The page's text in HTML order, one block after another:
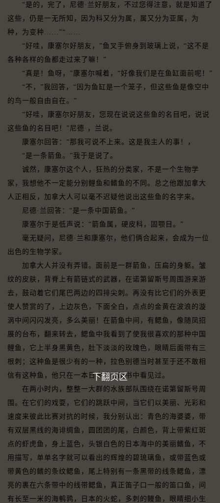
“是的，完了，尼德·兰好朋友，不过您得注意，就是知道了
这些，仍是一无所知，因为科又分为属，属又分为亚属，为
种，为变种……”“……
“好哇，康塞尔好朋友，”鱼叉手俯身到玻璃上说，“这不是
各种各样的鱼都走过来了嘛！”
“真是！鱼呀，”康塞尔喊着，“好像我们是在鱼缸面前呢！”
“不，”我回答，“因为鱼缸是一个笼子，但这些鱼是像空中
的鸟一般自由自在。”
“好哇，康塞尔好朋友，您现在说说这些鱼的名目吧，说说
这些鱼的名目吧！”尼德·，兰说。
康塞尔回答：“那我可说不上来。这是我主人的事！，
“是一条箭鱼。”我于是说了。
诚然，康塞尔这个人，狂热的分类家，不是一个生物学
家，我想他不一定能分别鲤鱼和鳍鱼的不同。总之他跟加拿大
人正相反，加拿大人可以毫不迟疑他说出这些鱼的名字来。
尼德·兰回答：“是一条中国箭鱼。”
康塞尔于是低声说：“箭鱼属，硬皮科，固颚目。”
毫无疑问，尼德·兰和康塞尔，他们俩合起来，会成为一位
出色的生物学家。
加拿大人并没有弄错。面前是一群箭鱼，压扁的身躯。皱
纹的皮肤，背脊上有箭链式的武器，在诺第留斯号周围游来游
去，鼓动着它们尾巴两边的四排尖刺。再没有比它们的外表更
使人赞赏的了，上边灰色，下面全白，点点的金黄在波浪的漩
涡中间闪闪发亮，多么美丽！在箭鱼中间，有鳃鱼，像随凤招
展的台布，翻来转去，鳃鱼中我看到了使我很喜欢的那种中国
鲤鱼，它上半身黑黄色，肚下淡淡的玫瑰色，眼睛后面带有三
根刺；这种鱼是很少有的一种，拉色别德当时甚至于还不敢相
信有这种鱼，他只在一本日本的图画书中看见过。
在两小时内，整整一大群的水族部队围绕在诺第留斯号周
围。在它们的戏耍，它们的跳跃中间，当它们以美丽、光彩和
速度来彼此比赛对抗的时候，我分别认出：青色的海婆婆，带
有双层黑线的海诽绸鱼，圆团团的尾，白颜色，背上带紫红斑
点的虾虎鱼，身上蓝色，头银白色的日本海中的美丽鳍鱼，不
用描写，单单名字就可以看出的辉煌的碧琉璃鱼，或带蓝色或
带黄色的鳍的条纹鳃鱼，尾上特别有一条黑带的线条鳃鱼，漂
亮的裹在六条带中的线带鳃鱼，真正笛子口一般的笛口鱼，间
有长至一米的海鹌鹑，日本的火蛇，多刺的鳗鱼，眼睛细小生
下翻页区